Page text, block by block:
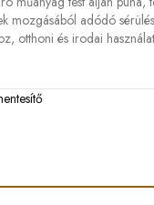
mozgásából adódó
otthoni és irodai